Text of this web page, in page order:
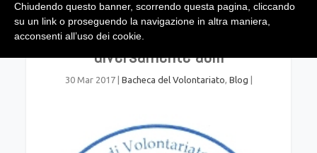
Due nuovi servizi per anziani e
diversamente abili
30 Mar 2017| Bacheca del Volontariato, Blog
Chiudendo questo banner, scorrendo questa pagina, cliccando
su un link o proseguendo la navigazione in altra maniera,
acconsenti all’uso dei cookie.